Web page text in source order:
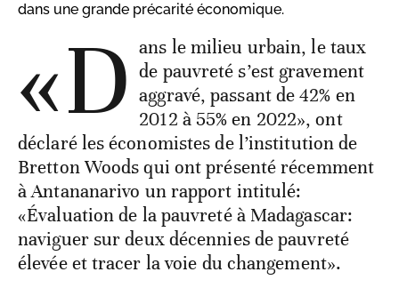
dans une grande précarité économique.
«D ans le milieu urbain, le taux
de pauvreté s’est gravement
aggravé, passant de 42% en
2012 à 55% en 2022», ont
déclaré les économistes de l’institution de
Bretton Woods qui ont présenté récemment
à Antananarivo un rapport intitulé:
«Évaluation de la pauvreté à Madagascar:
naviguer sur deux décennies de pauvreté
élevée et tracer la voie du changement».